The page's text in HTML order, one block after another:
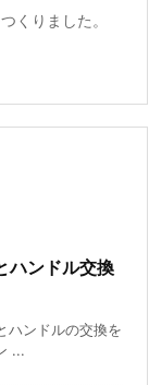
くりました。
ハンドル交換
ハンドルの交換を
...